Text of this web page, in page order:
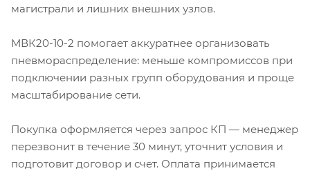
магистрали и лишних внешних узлов.
МВК20-10-2 помогает аккуратнее организовать
пневмораспределение: меньше компромиссов при
подключении разных групп оборудования и проще
масштабирование сети.
Покупка оформляется через запрос КП — менеджер
перезвонит в течение 30 минут, уточнит условия и
подготовит договор и счет. Оплата принимается